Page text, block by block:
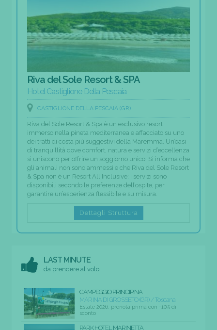
Riva del Sole Resort & SPA
Hotel Castiglione Della Pescaia
CASTIGLIONE DELLA PESCAIA (GR)
Riva del Sole Resort & Spa è un esclusivo resort
immerso nella pineta mediterranea e affacciato su uno
dei tratti di costa più suggestivi della Maremma. Un’oasi
di tranquillità dove comfort, natura e servizi d’eccellenza
si uniscono per offrire un soggiorno unico. Si informa che
gli animali non sono ammessi e che Riva del Sole Resort
& Spa non è un Resort All Inclusive: i servizi sono
disponibili secondo le preferenze dell’ospite, per
garantire un’esperienza flessibile e su misura.
Dettagli Struttura
LAST MINUTE
da prendere al volo
CAMPEGGIO PRINCIPINA
MARINA DI GROSSETO (GR) / Toscana
Estate 2026: prenota prima con -10% di
sconto
PARK HOTEL MARINETTA